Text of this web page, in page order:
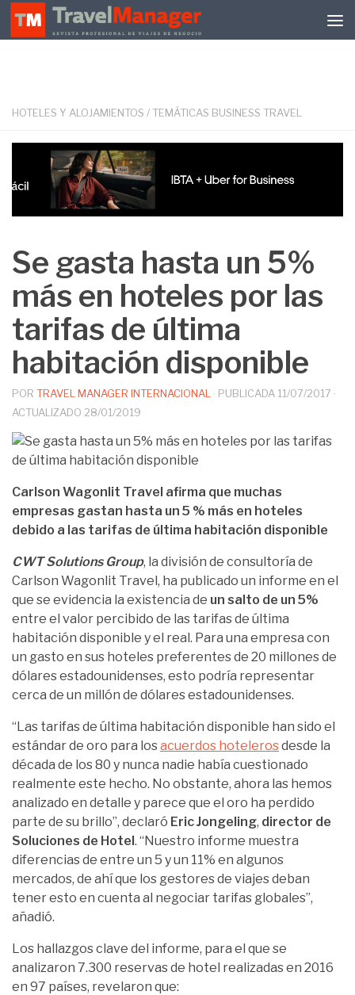
Debajo del contenido
HOTELES Y ALOJAMIENTOS / TEMÁTICAS BUSINESS TRAVEL
Se gasta hasta un 5%
más en hoteles por las
tarifas de última
habitación disponible
POR TRAVEL MANAGER INTERNACIONAL · PUBLICADA 11/07/2017 ·
ACTUALIZADO 28/01/2019
Carlson Wagonlit Travel afirma que muchas
empresas gastan hasta un 5 % más en hoteles
debido a las tarifas de última habitación disponible
CWT Solutions Group, la división de consultoría de
Carlson Wagonlit Travel, ha publicado un informe en el
que se evidencia la existencia de un salto de un 5%
entre el valor percibido de las tarifas de última
habitación disponible y el real. Para una empresa con
un gasto en sus hoteles preferentes de 20 millones de
dólares estadounidenses, esto podría representar
cerca de un millón de dólares estadounidenses.
“Las tarifas de última habitación disponible han sido el
estándar de oro para losacuerdos hotelerosdesde la
década de los 80 y nunca nadie había cuestionado
realmente este hecho. No obstante, ahora las hemos
analizado en detalle y parece que el oro ha perdido
parte de su brillo”, declaró Eric Jongeling, director de
Soluciones de Hotel. “Nuestro informe muestra
diferencias de entre un 5 y un 11% en algunos
mercados, de ahí que los gestores de viajes deban
tener esto en cuenta al negociar tarifas globales”,
añadió.
Los hallazgos clave del informe, para el que se
analizaron 7.300 reservas de hotel realizadas en 2016
en 97 países, revelaron que: